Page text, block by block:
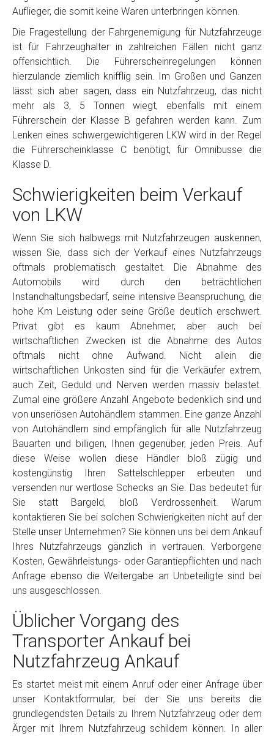
Auflieger, die somit keine Waren unterbringen können.
Die Fragestellung der Fahrgenemigung für Nutzfahrzeuge
ist für Fahrzeughalter in zahlreichen Fällen nicht ganz
offensichtlich. Die Führerscheinregelungen können
hierzulande ziemlich knifflig sein. Im Großen und Ganzen
lässt sich aber sagen, dass ein Nutzfahrzeug, das nicht
mehr als 3, 5 Tonnen wiegt, ebenfalls mit einem
Führerschein der Klasse B gefahren werden kann. Zum
Lenken eines schwergewichtigeren LKW wird in der Regel
die Führerscheinklasse C benötigt, für Omnibusse die
Klasse D.
Schwierigkeiten beim Verkauf
von LKW
Wenn Sie sich halbwegs mit Nutzfahrzeugen auskennen,
wissen Sie, dass sich der Verkauf eines Nutzfahrzeugs
oftmals problematisch gestaltet. Die Abnahme des
Automobils wird durch den beträchtlichen
Instandhaltungsbedarf, seine intensive Beanspruchung, die
hohe Km Leistung oder seine Größe deutlich erschwert.
Privat gibt es kaum Abnehmer, aber auch bei
wirtschaftlichen Zwecken ist die Abnahme des Autos
oftmals nicht ohne Aufwand. Nicht allein die
wirtschaftlichen Unkosten sind für die Verkäufer extrem,
auch Zeit, Geduld und Nerven werden massiv belastet.
Zumal eine größere Anzahl Angebote bedenklich sind und
von unseriösen Autohändlern stammen. Eine ganze Anzahl
von Autohändlern sind empfänglich für alle Nutzfahrzeug
Bauarten und billigen, Ihnen gegenüber, jeden Preis. Auf
diese Weise wollen diese Händler bloß zügig und
kostengünstig Ihren Sattelschlepper erbeuten und
versenden nur wertlose Schecks an Sie. Das bedeutet für
Sie statt Bargeld, bloß Verdrossenheit. Warum
kontaktieren Sie bei solchen Schwierigkeiten nicht auf der
Stelle unser Unternehmen? Sie können uns bei dem Ankauf
Ihres Nutzfahrzeugs gänzlich in vertrauen. Verborgene
Kosten, Gewährleistungs- oder Garantiepflichten und nach
Anfrage ebenso die Weitergabe an Unbeteiligte sind bei
uns ausgeschlossen.
Üblicher Vorgang des
Transporter Ankauf bei
Nutzfahrzeug Ankauf
Es startet meist mit einem Anruf oder einer Anfrage über
unser Kontaktformular, bei der Sie uns bereits die
grundlegendsten Details zu Ihrem Nutzfahrzeug oder dem
Ärger mit Ihrem Nutzfahrzeug schildern können. In aller